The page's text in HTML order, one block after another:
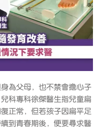
為父母，也不禁會擔心子
科專科徐傑醫生指兒童扁
正常，但若孩子因扁平足
到青春期後，便要尋求醫